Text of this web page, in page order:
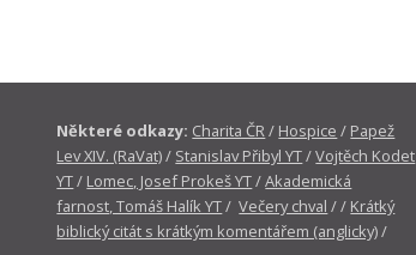
Některé odkazy: Charita ČR/ Hospice / Papež
Lev XIV. (RaVat)/ Stanislav Přibyl YT/Vojtěch Kodet
YT/ Lomec, Josef Prokeš YT/Akademická
farnost, Tomáš Halík YT/Večery chval / / Krátký
biblický citát s krátkým komentářem (anglicky)/